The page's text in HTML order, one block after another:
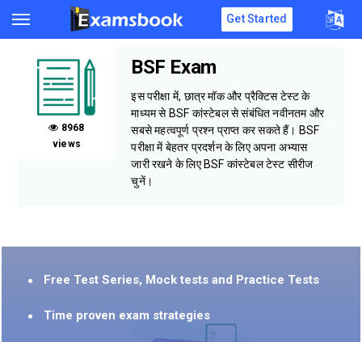
Get Started
8968
views
BSF Exam
इस परीक्षा में, छात्र मॉक और प्रैक्टिस टेस्ट के
माध्यम से BSF कांस्टेबल से संबंधित नवीनतम और
सबसे महत्वपूर्ण प्रश्न प्राप्त कर सकते हैं। BSF
परीक्षा में बेहतर प्रदर्शन के लिए अपना अभ्यास
जारी रखने के लिए BSF कांस्टेबल टेस्ट सीरीज
चुनें।
Free Test Series, Mock tests and Practice Tests
Time proven exam strategies